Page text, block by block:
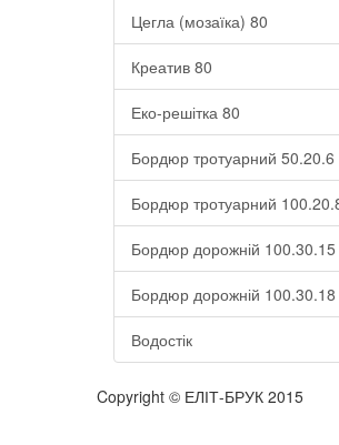
Цегла (мозаїка) 80
Креатив 80
Еко-решітка 80
Бордюр тротуарний 50.20.6
Бордюр тротуарний
Бордюр дорожній 100.30.15
Бордюр дорожній 100.30.18
Водостік
Copyright © ЕЛІТ-БРУК 2015